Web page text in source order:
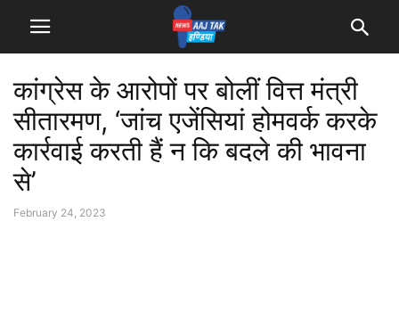
कांग्रेस के आरोपों पर बोलीं वित्त मंत्री
सीतारमण, ‘जांच एजेंसियां होमवर्क करके
कार्रवाई करती हैं न कि बदले की भावना
से’
February 24, 2023